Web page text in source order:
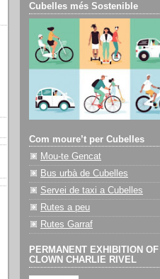
Cubelles més Sostenible
Com moure’t per Cubelles
Mou-te Gencat
Bus urbà de Cubelles
Servei de taxi a Cubelles
Rutes a peu
Rutes Garraf
PERMANENT EXHIBITION OF
CLOWN CHARLIE RIVEL